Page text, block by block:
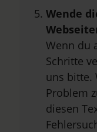
Wende
Wenn du
Schritte
uns bitte.
Problem
diesen